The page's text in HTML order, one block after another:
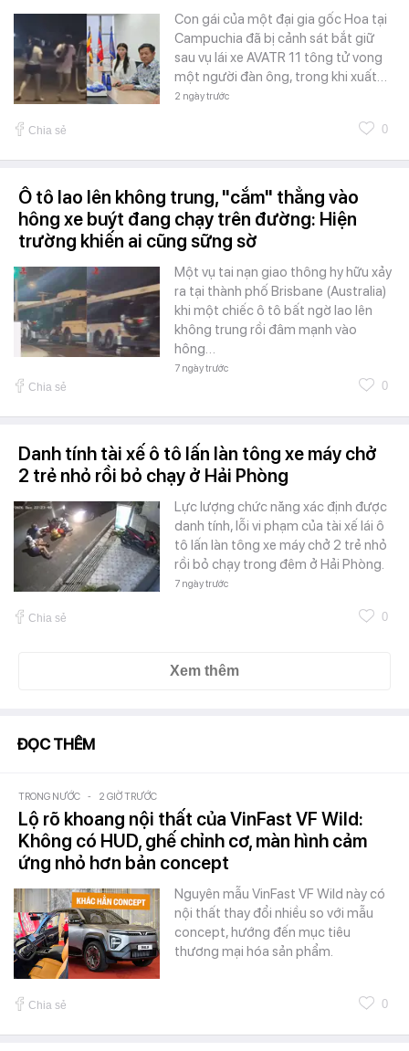
Con gái của một đại gia gốc Hoa tại
Campuchia đã bị cảnh sát bắt giữ
sau vụ lái xe AVATR 11 tông tử vong
một người đàn ông, trong khi xuất…
2 ngày trước
Chia sẻ 0
Ô tô lao lên không trung, "cắm" thẳng vào
hông xe buýt đang chạy trên đường: Hiện
trường khiến ai cũng sững sờ
Một vụ tai nạn giao thông hy hữu xảy
ra tại thành phố Brisbane (Australia)
khi một chiếc ô tô bất ngờ lao lên
không trung rồi đâm mạnh vào
hông…
7 ngày trước
Chia sẻ 0
Danh tính tài xế ô tô lấn làn tông xe máy chở
2 trẻ nhỏ rồi bỏ chạy ở Hải Phòng
Lực lượng chức năng xác định được
danh tính, lỗi vi phạm của tài xế lái ô
tô lấn làn tông xe máy chở 2 trẻ nhỏ
rồi bỏ chạy trong đêm ở Hải Phòng.
7 ngày trước
Chia sẻ 0
Xem thêm
ĐỌC THÊM
TRONG NƯỚC - 2 GIỜ TRƯỚC
Lộ rõ khoang nội thất của VinFast VF Wild:
Không có HUD, ghế chỉnh cơ, màn hình cảm
ứng nhỏ hơn bản concept
Nguyên mẫu VinFast VF Wild này có
nội thất thay đổi nhiều so với mẫu
concept, hướng đến mục tiêu
thương mại hóa sản phẩm.
Chia sẻ 0